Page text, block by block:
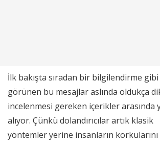
İlk bakışta sıradan bir bilgilendirme gibi
görünen bu mesajlar aslında oldukça
incelenmesi gereken içerikler arasında
alıyor. Çünkü dolandırıcılar artık klasik
yöntemler yerine insanların korkularını